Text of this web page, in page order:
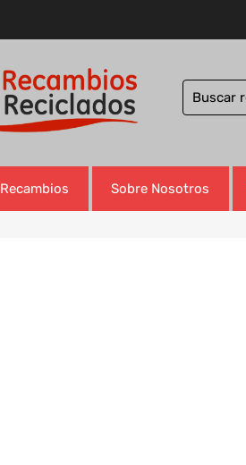
Recambios Sobre Nosotros